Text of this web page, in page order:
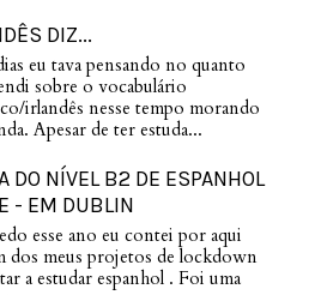
DIZ...
eu tava pensando no quanto
sobre o vocabulário
irlandês nesse tempo morando
Apesar de ter estuda...
DO NÍVEL B2 DE ESPANHOL
- EM DUBLIN
esse ano eu contei por aqui
dos meus projetos de lockdown
a estudar espanhol . Foi uma